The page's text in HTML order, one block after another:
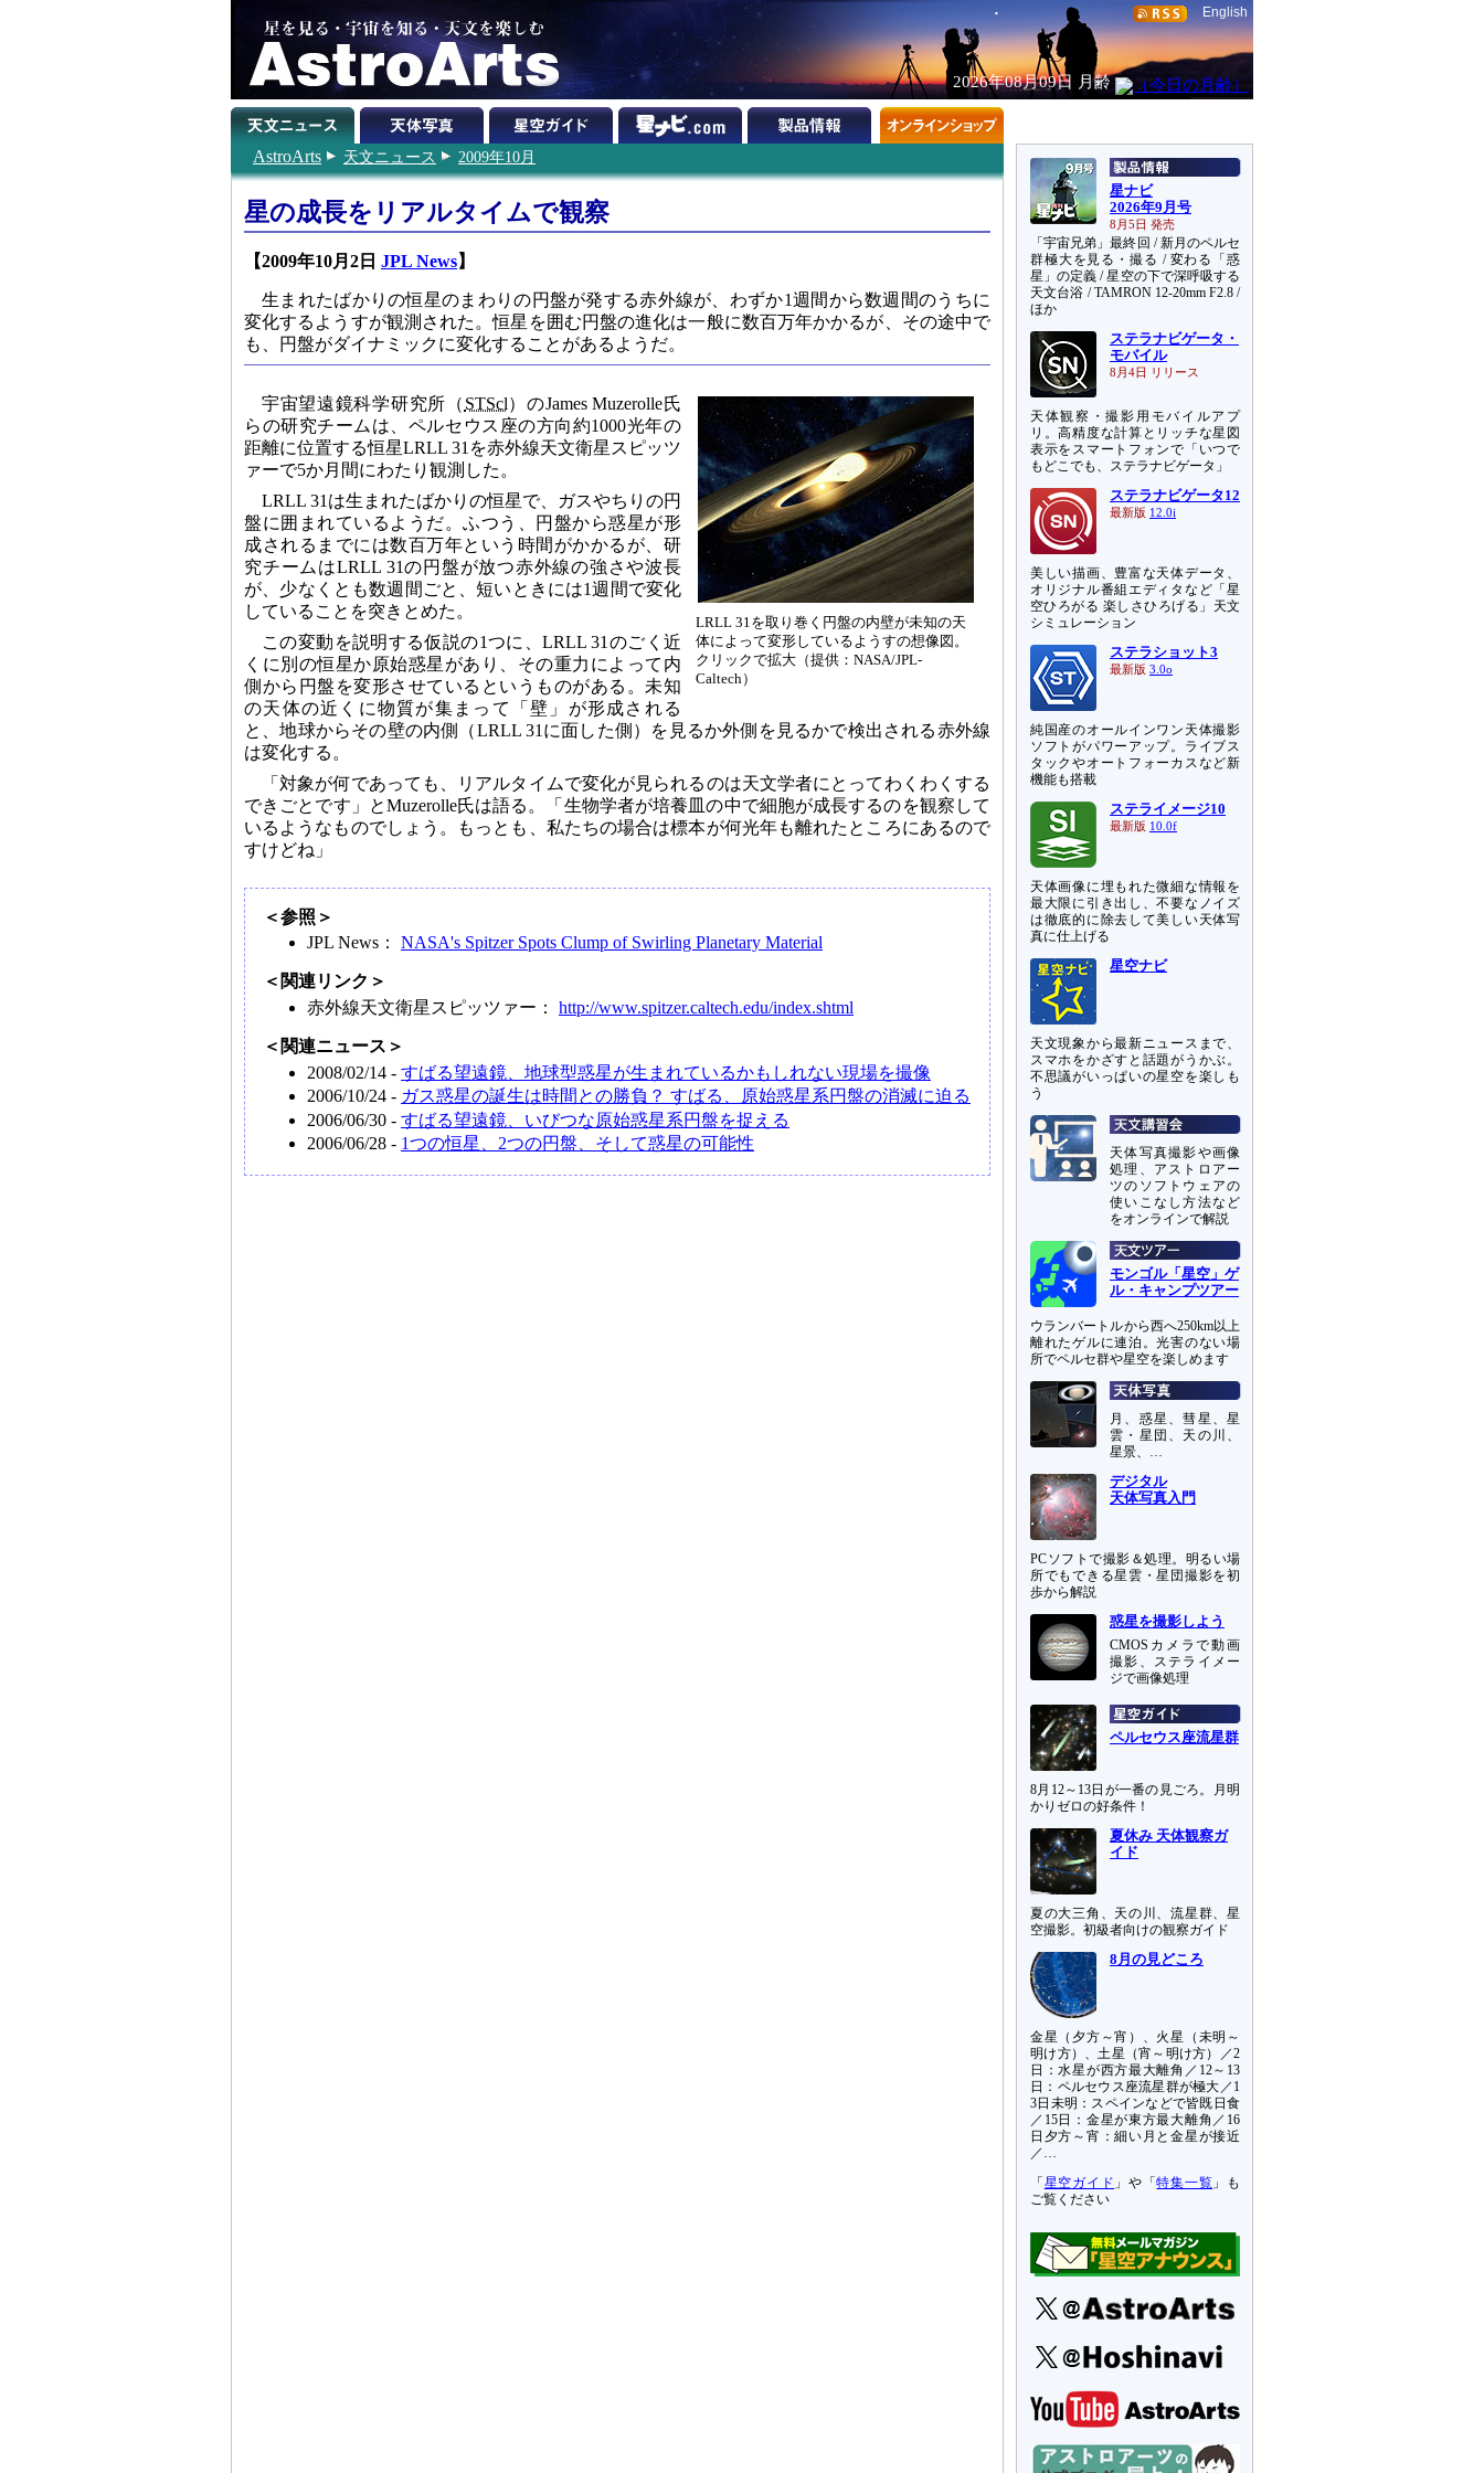
English
2026年08月09日 月齢
AstroArts 天文ニュース 2009年10月
星の成長をリアルタイムで観察
【2009年10月2日 JPL News】
生まれたばかりの恒星のまわりの円盤が発する赤外線が、わずか1週間から数週間のうちに
変化するようすが観測された。恒星を囲む円盤の進化は一般に数百万年かかるが、その途中で
も、円盤がダイナミックに変化することがあるようだ。
LRLL 31を取り巻く円盤の内壁が未知の天
体によって変形しているようすの想像図。
クリックで拡大（提供：NASA/JPL-
Caltech）
宇宙望遠鏡科学研究所（ STScl）のJames Muzerolle氏
らの研究チームは、ペルセウス座の方向約1000光年の
距離に位置する恒星LRLL 31を赤外線天文衛星スピッツ
ァーで5か月間にわたり観測した。
LRLL 31は生まれたばかりの恒星で、ガスやちりの円
盤に囲まれているようだ。ふつう、円盤から惑星が形
成されるまでには数百万年という時間がかかるが、研
究チームはLRLL 31の円盤が放つ赤外線の強さや波長
が、少なくとも数週間ごと、短いときには1週間で変化
していることを突きとめた。
この変動を説明する仮説の1つに、LRLL 31のごく近
くに別の恒星か原始惑星があり、その重力によって内
側から円盤を変形させているというものがある。未知
の天体の近くに物質が集まって「壁」が形成される
と、地球からその壁の内側（LRLL 31に面した側）を見るか外側を見るかで検出される赤外線
は変化する。
「対象が何であっても、リアルタイムで変化が見られるのは天文学者にとってわくわくする
できごとです」とMuzerolle氏は語る。「生物学者が培養皿の中で細胞が成長するのを観察して
いるようなものでしょう。もっとも、私たちの場合は標本が何光年も離れたところにあるので
すけどね」
＜参照＞
JPL News： NASA's Spitzer Spots Clump of Swirling Planetary Material
＜関連リンク＞
赤外線天文衛星スピッツァー： http://www.spitzer.caltech.edu/index.shtml
＜関連ニュース＞
2008/02/14 - すばる望遠鏡、地球型惑星が生まれているかもしれない現場を撮像
2006/10/24 - ガス惑星の誕生は時間との勝負？ すばる、原始惑星系円盤の消滅に迫る
2006/06/30 - すばる望遠鏡、いびつな原始惑星系円盤を捉える
2006/06/28 - 1つの恒星、2つの円盤、そして惑星の可能性
星ナビ
2026年9月号
8月5日 発売
「宇宙兄弟」最終回 / 新月のペルセ
群極大を見る・撮る / 変わる「惑
星」の定義 / 星空の下で深呼吸する
天文台浴 / TAMRON 12-20mm F2.8 /
ほか
ステラナビゲータ・
モバイル
8月4日 リリース
天体観察・撮影用モバイルアプ
リ。高精度な計算とリッチな星図
表示をスマートフォンで「いつで
もどこでも、ステラナビゲータ」
ステラナビゲータ12
最新版 12.0i
美しい描画、豊富な天体データ、
オリジナル番組エディタなど「星
空ひろがる 楽しさひろげる」天文
シミュレーション
ステラショット3
最新版 3.0o
純国産のオールインワン天体撮影
ソフトがパワーアップ。ライブス
タックやオートフォーカスなど新
機能も搭載
ステライメージ10
最新版 10.0f
天体画像に埋もれた微細な情報を
最大限に引き出し、不要なノイズ
は徹底的に除去して美しい天体写
真に仕上げる
星空ナビ
天文現象から最新ニュースまで、
スマホをかざすと話題がうかぶ。
不思議がいっぱいの星空を楽しも
う
天体写真撮影や画像
処理、アストロアー
ツのソフトウェアの
使いこなし方法など
をオンラインで解説
モンゴル「星空」ゲ
ル・キャンプツアー
ウランバートルから西へ250km以上
離れたゲルに連泊。光害のない場
所でペルセ群や星空を楽しめます
月、惑星、彗星、星
雲・星団、天の川、
星景、…
デジタル
天体写真入門
PCソフトで撮影＆処理。明るい場
所でもできる星雲・星団撮影を初
歩から解説
惑星を撮影しよう
CMOSカメラで動画
撮影、ステライメー
ジで画像処理
ペルセウス座流星群
8月12～13日が一番の見ごろ。月明
かりゼロの好条件！
夏休み 天体観察ガ
イド
夏の大三角、天の川、流星群、星
空撮影。初級者向けの観察ガイド
8月の見どころ
金星（夕方～宵）、火星（未明～
明け方）、土星（宵～明け方）／2
日：水星が西方最大離角／12～13
日：ペルセウス座流星群が極大／1
3日未明：スペインなどで皆既日食
／15日：金星が東方最大離角／16
日夕方～宵：細い月と金星が接近
／…
「 星空ガイド 」や「特集一覧 」も
ご覧ください